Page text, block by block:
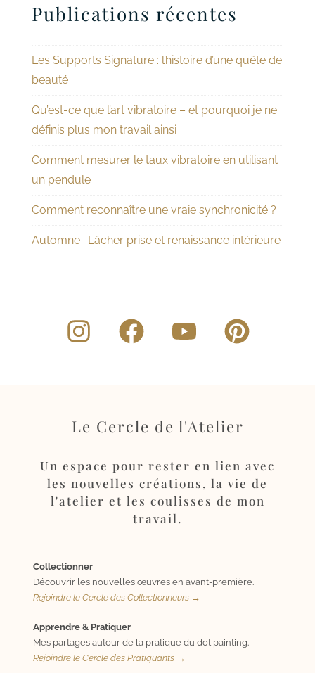
Publications récentes
Les Supports Signature : l’histoire d’une quête de
beauté
Qu’est-ce que l’art vibratoire – et pourquoi je ne
définis plus mon travail ainsi
Comment mesurer le taux vibratoire en utilisant
un pendule
Comment reconnaître une vraie synchronicité ?
Automne : Lâcher prise et renaissance intérieure
Le Cercle de l'Atelier
Un espace pour rester en lien avec
les nouvelles créations, la vie de
l'atelier et les coulisses de mon
travail.
Collectionner
Découvrir les nouvelles œuvres en avant-première.
Rejoindre le Cercle des Collectionneurs →
Apprendre & Pratiquer
Mes partages autour de la pratique du dot painting.
Rejoindre le Cercle des Pratiquants →